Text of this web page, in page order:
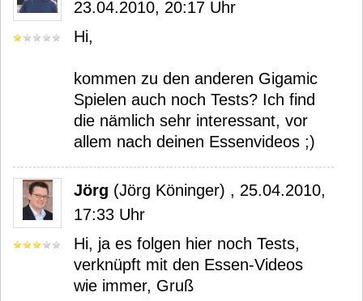
23.04.2010, 20:17 Uhr
Hi,
kommen zu den anderen Gigamic
Spielen auch noch Tests? Ich find
die nämlich sehr interessant, vor
allem nach deinen Essenvideos ;)
Jörg (Jörg Köninger) , 25.04.2010,
17:33 Uhr
Hi, ja es folgen hier noch Tests,
verknüpft mit den Essen-Videos
wie immer, Gruß